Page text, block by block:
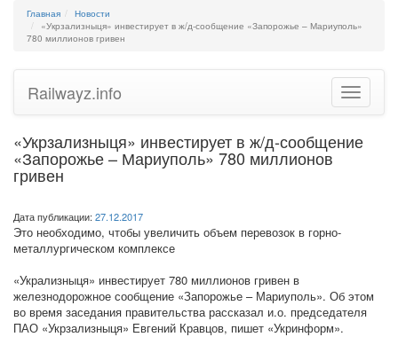
Главная
Новости
«Укрзализныця» инвестирует в ж/д-сообщение «Запорожье – Мариуполь»
780 миллионов гривен
Toggle
Railwayz.info
«Укрзализныця» инвестирует в ж/д-сообщение
«Запорожье – Мариуполь» 780 миллионов
гривен
Дата публикации: 27.12.2017
Это необходимо, чтобы увеличить объем перевозок в горно-
металлургическом комплексе
«Укрализныця» инвестирует 780 миллионов гривен в
железнодорожное сообщение «Запорожье – Мариуполь». Об этом
во время заседания правительства рассказал и.о. председателя
ПАО «Укрзализныця» Евгений Кравцов, пишет «Укринформ».